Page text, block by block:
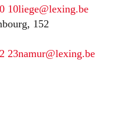
10liege@lexing.be
152
23namur@lexing.be